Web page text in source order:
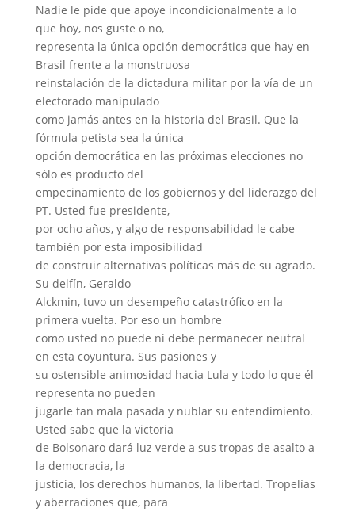
Nadie le pide que apoye incondicionalmente a lo
que hoy, nos guste o no,
representa la única opción democrática que hay en
Brasil frente a la monstruosa
reinstalación de la dictadura militar por la vía de un
electorado manipulado
como jamás antes en la historia del Brasil. Que la
fórmula petista sea la única
opción democrática en las próximas elecciones no
sólo es producto del
empecinamiento de los gobiernos y del liderazgo del
PT. Usted fue presidente,
por ocho años, y algo de responsabilidad le cabe
también por esta imposibilidad
de construir alternativas políticas más de su agrado.
Su delfín, Geraldo
Alckmin, tuvo un desempeño catastrófico en la
primera vuelta. Por eso un hombre
como usted no puede ni debe permanecer neutral
en esta coyuntura. Sus pasiones y
su ostensible animosidad hacia Lula y todo lo que él
representa no pueden
jugarle tan mala pasada y nublar su entendimiento.
Usted sabe que la victoria
de Bolsonaro dará luz verde a sus tropas de asalto a
la democracia, la
justicia, los derechos humanos, la libertad. Tropelías
y aberraciones que, para